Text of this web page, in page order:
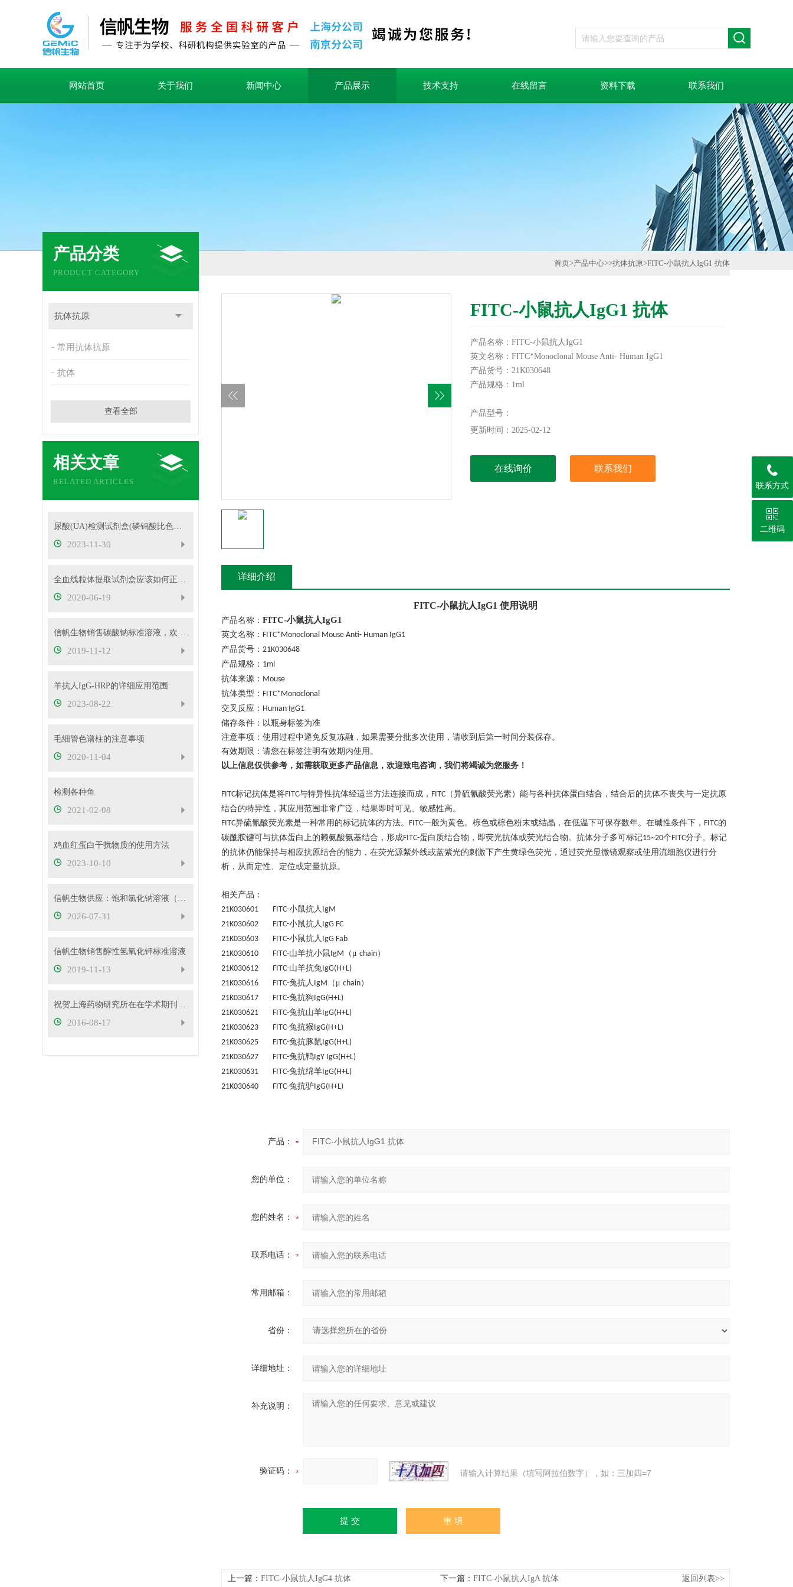
网站首页 关于我们 新闻中心 产品展示 技术支持 在线留言 资料下载 联系我们
产品分类
PRODUCT CATEGORY
抗体抗原
常用抗体抗原
抗体
查看全部
相关文章
RELATED ARTICLES
尿酸(UA)检测试剂盒(磷钨酸比色法)的操作步骤
2023-11-30
全血线粒体提取试剂盒应该如何正确使用
2020-06-19
信帆生物销售碳酸钠标准溶液，欢迎抢购
2019-11-12
羊抗人IgG-HRP的详细应用范围
2023-08-22
毛细管色谱柱的注意事项
2020-11-04
检测各种鱼
2021-02-08
鸡血红蛋白干扰物质的使用方法
2023-10-10
信帆生物供应：饱和氯化钠溶液（26.5%）
2026-07-31
信帆生物销售醇性氢氧化钾标准溶液
2019-11-13
祝贺上海药物研究所在在学术期刊elife在线发表研究论文
2016-08-17
首页>产品中心>>抗体抗原>FITC-小鼠抗人IgG1 抗体
FITC-小鼠抗人IgG1 抗体
产品名称：FITC-小鼠抗人IgG1
英文名称：FITC*Monoclonal Mouse Anti- Human IgG1
产品货号：21K030648
产品规格：1ml
本产品仅供科研实验用，不做其它用途！
产品型号：
更新时间：2025-02-12
在线询价 联系我们
详细介绍
FITC-小鼠抗人IgG1 使用说明
产品名称： FITC-小鼠抗人IgG1
英文名称： FITC*Monoclonal Mouse Anti- Human IgG1
产品货号： 21K030648
产品规格： 1ml
抗体来源： Mouse
抗体类型： FITC*Monoclonal
交叉反应： Human IgG1
储存条件： 以瓶身标签为准
注意事项：使用过程中避免反复冻融，如果需要分批多次使用，请收到后第一时间分装保存。
有效期限：请您在标签注明有效期内使用。
以上信息仅供参考，如需获取更多产品信息，欢迎致电咨询，我们将竭诚为您服务！
FITC标记抗体是将FITC与特异性抗体经适当方法连接而成， FITC （异硫氰酸荧光素）能与各种抗体蛋白结合，结合后的抗体不丧失与一定抗原
结合的特异性，其应用范围非常广泛，结果即时可见、敏感性高。
FITC异硫氰酸荧光素是一种常用的标记抗体的方法。 FITC一般为黄色。棕色或棕色粉末或结晶，在低温下可保存数年。在碱性条件下， FITC的
碳酰胺键可与抗体蛋白上的赖氨酸氨基结合，形成FITC-蛋白质结合物，即荧光抗体或荧光结合物。抗体分子多可标记15~20个FITC分子。标记
的抗体仍能保持与相应抗原结合的能力，在荧光源紫外线或蓝紫光的刺激下产生黄绿色荧光，通过荧光显微镜观察或使用流细胞仪进行分
析，从而定性、定位或定量抗原。
相关产品：
21K030601 FITC-小鼠抗人 IgM
21K030602 FITC-小鼠抗人 IgG FC
21K030603 FITC-小鼠抗人 IgG Fab
21K030610 FITC-山羊抗小鼠IgM （μ chain）
21K030612 FITC-山羊抗兔IgG(H+L)
21K030616 FITC-兔抗人 IgM （μ chain）
21K030617 FITC-兔抗狗IgG(H+L)
21K030621 FITC-兔抗山羊IgG(H+L)
21K030623 FITC-兔抗猴IgG(H+L)
21K030625 FITC-兔抗豚鼠IgG(H+L)
21K030627 FITC-兔抗鸭IgY IgG(H+L)
21K030631 FITC-兔抗绵羊IgG(H+L)
21K030640 FITC-兔抗驴IgG(H+L)
产品：
您的单位：
您的姓名：
联系电话：
常用邮箱：
省份：
详细地址：
补充说明：
验证码： 请输入计算结果（填写阿拉伯数字），如：三加四=7
上一篇： FITC-小鼠抗人IgG4 抗体 下一篇： FITC-小鼠抗人IgA 抗体 返回列表>>
联系方式
二维码